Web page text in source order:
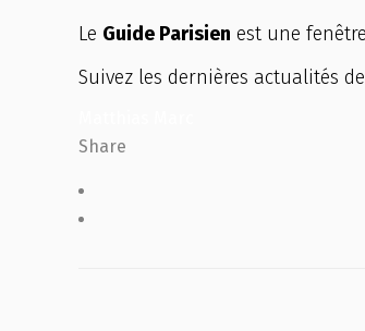
Le Guide Parisien est une
Suivez les dernières actualités
Share